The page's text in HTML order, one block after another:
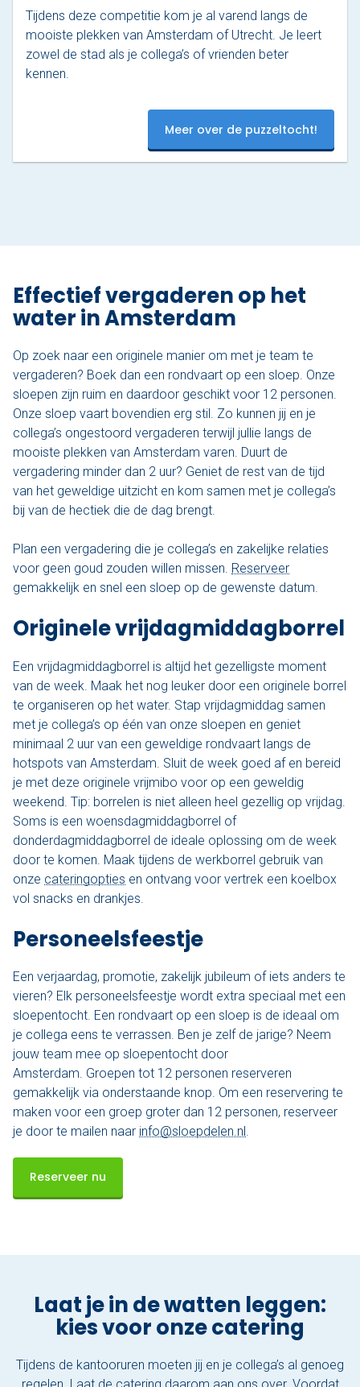
Tijdens deze competitie kom je al varend langs de
mooiste plekken van Amsterdam of Utrecht. Je leert
zowel de stad als je collega’s of vrienden beter
kennen.
Meer over de puzzeltocht!
Effectief vergaderen op het
water in Amsterdam
Op zoek naar een originele manier om met je team te
vergaderen? Boek dan een rondvaart op een sloep. Onze
sloepen zijn ruim en daardoor geschikt voor 12 personen.
Onze sloep vaart bovendien erg stil. Zo kunnen jij en je
collega’s ongestoord vergaderen terwijl jullie langs de
mooiste plekken van Amsterdam varen. Duurt de
vergadering minder dan 2 uur? Geniet de rest van de tijd
van het geweldige uitzicht en kom samen met je collega’s
bij van de hectiek die de dag brengt.
Plan een vergadering die je collega’s en zakelijke relaties
voor geen goud zouden willen missen. Reserveer
gemakkelijk en snel een sloep op de gewenste datum.
Originele vrijdagmiddagborrel
Een vrijdagmiddagborrel is altijd het gezelligste moment
van de week. Maak het nog leuker door een originele borrel
te organiseren op het water. Stap vrijdagmiddag samen
met je collega’s op één van onze sloepen en geniet
minimaal 2 uur van een geweldige rondvaart langs de
hotspots van Amsterdam. Sluit de week goed af en bereid
je met deze originele vrijmibo voor op een geweldig
weekend. Tip: borrelen is niet alleen heel gezellig op vrijdag.
Soms is een woensdagmiddagborrel of
donderdagmiddagborrel de ideale oplossing om de week
door te komen. Maak tijdens de werkborrel gebruik van
onze cateringopties en ontvang voor vertrek een koelbox
vol snacks en drankjes.
Personeelsfeestje
Een verjaardag, promotie, zakelijk jubileum of iets anders te
vieren? Elk personeelsfeestje wordt extra speciaal met een
sloepentocht. Een rondvaart op een sloep is de ideaal om
je collega eens te verrassen. Ben je zelf de jarige? Neem
jouw team mee op sloepentocht door
Amsterdam. Groepen tot 12 personen reserveren
gemakkelijk via onderstaande knop. Om een reservering te
maken voor een groep groter dan 12 personen, reserveer
je door te mailen naar info@sloepdelen.nl.
Reserveer nu
Laat je in de watten leggen:
kies voor onze catering
Tijdens de kantooruren moeten jij en je collega’s al genoeg